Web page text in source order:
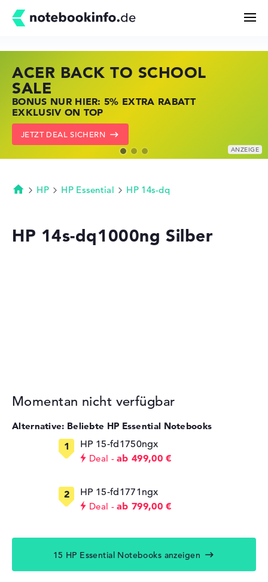
Kaufberatung
Technik & Wissen
Deals
ACER BACK TO SCHOOL
SALE
BONUS NUR HIER: 5% EXTRA RABATT
EXKLUSIV ON TOP
JETZT DEAL SICHERN
HP STORE SSV DEALS
JETZT ZUGREIFEN: NOTEBOOKS BEI HP
KRÄFTIG REDUZIERT
ZU DEN HP ANGEBOTEN
LENOVO LAPTOP DEALS
NOTEBOOKS BEI LENOVO JETZT
KRÄFTIG REDUZIERT
LENOVO DEALS ZEIGEN
Startseite
HP HP Essential HP 14s-dq
HP 14s-dq1000ng Silber
Momentan nicht verfügbar
Alternative: Beliebte HP Essential Notebooks
HP 15-fd1750ngx
Deal ab 499,00 €
HP 15-fd1771ngx
Deal ab 799,00 €
15 HP Essential Notebooks anzeigen